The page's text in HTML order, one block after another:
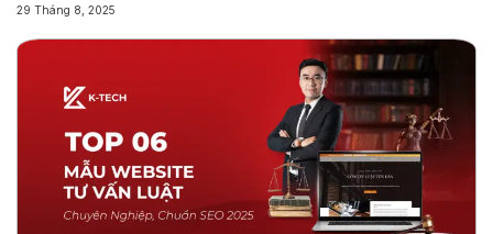
29 Tháng 8, 2025